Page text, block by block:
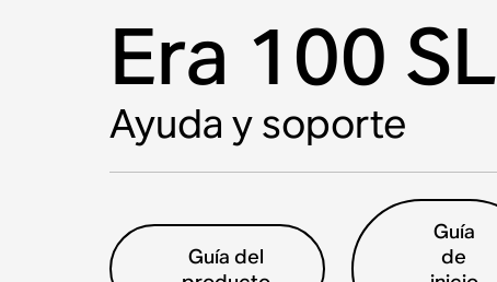
Era 100 SL
Ayuda y soporte
Guía del
Guía
de